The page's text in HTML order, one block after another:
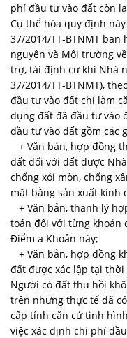
phí đầu tư vào đất còn
Cụ thể hóa quy định
37/2014/TT-BTNMT ban
nguyên và Môi trường
trợ, tái định cư khi Nhà
37/2014/TT-BTNMT),
đầu tư vào đất chỉ làm
dụng đất đã đầu tư vào
đầu tư vào đất gồm các
+ Văn bản, hợp đồng
đất đối với đất được
chống xói mòn, chống
mặt bằng sản xuất kinh
+ Văn bản, thanh lý
toán đối với từng khoản
Điểm a Khoản này;
+ Văn bản, hợp đồng
đất được xác lập tại
Người có đất thu hồi
trên nhưng thực tế đã
cấp tỉnh căn cứ tình
việc xác định chi phí